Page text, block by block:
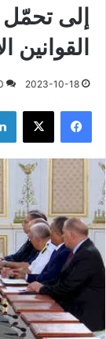
إلى
القوانين
2023-10-18
فيسبوك X